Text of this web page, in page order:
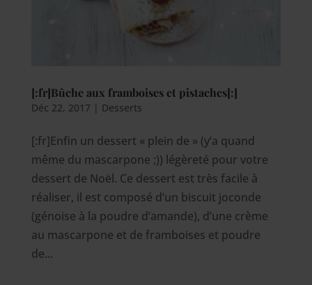
[:fr]Bûche aux framboises et pistaches[:]
Déc 22, 2017 | Desserts
[:fr]Enfin un dessert « plein de » (y’a quand
même du mascarpone ;)) légèreté pour votre
dessert de Noël. Ce dessert est très facile à
réaliser, il est composé d’un biscuit joconde
(génoise à la poudre d’amande), d’une crème
au mascarpone et de framboises et poudre
de...